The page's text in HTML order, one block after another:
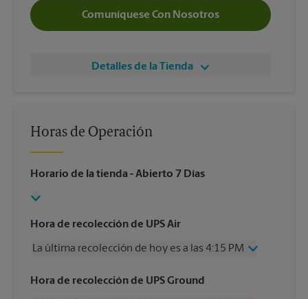
Comuníquese Con Nosotros
Detalles de la Tienda
Horas de Operación
Horario de la tienda - Abierto 7 Días
Hora de recolección de UPS Air
La última recolección de hoy es a las 4:15 PM
Miércoles
4:15 PM
Hora de recolección de UPS Ground